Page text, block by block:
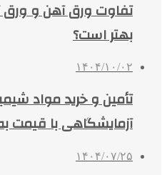
تفاوت ورق آهن و ورق
بهتر است؟
۱۴۰۴/۱۰/۰۲
تأمین و خرید مواد
آزمایشگاهی با قیمت
۱۴۰۴/۰۷/۲۵